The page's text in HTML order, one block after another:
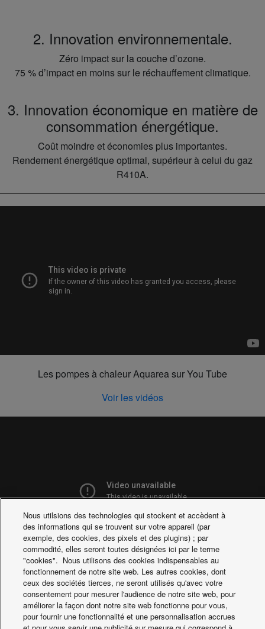
2. Innovation environnementale.
Zéro impact sur la couche d’ozone.
75 % d’impact en moins sur le réchauffement climatique.
3. Innovation économique en matière de
consommation énergétique.
Coût moindre et économies plus importantes.
Rendement énergétique optimal, supérieur à celui du gaz
R410A.
Les pompes à chaleur Aquarea sur You Tube
Voir les vidéos
Nous utilsions des technologies qui stockent et accèdent à
des informations qui se trouvent sur votre appareil (par
exemple, des cookies, des pixels et des plugins) ; par
commodité, elles seront toutes désignées ici par le terme
"cookies". Nous utilisons des cookies indispensables au
fonctionnement de notre site web. Les autres cookies, dont
ceux des sociétés tierces, ne seront utilisés qu'avec votre
consentement pour mesurer l'audience de notre site web, pour
améliorer la façon dont notre site web fonctionne pour vous,
pour fournir une fonctionnalité et une personnalisation accrues